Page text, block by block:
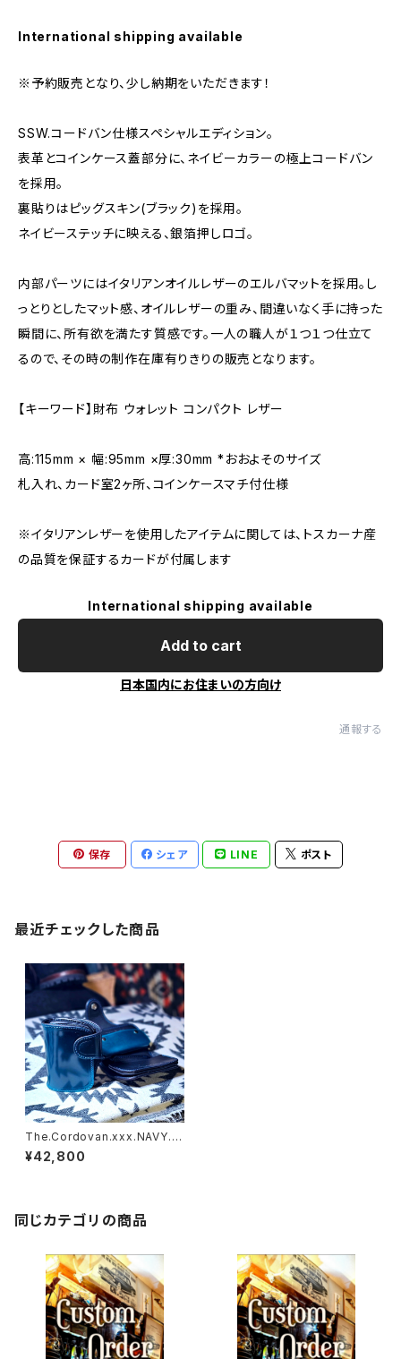
International shipping available
※予約販売となり、少し納期をいただきます！
SSW.コードバン仕様スペシャルエディション。
表革とコインケース蓋部分に、ネイビーカラーの極上コードバン
を採用。
裏貼りはピッグスキン(ブラック)を採用。
ネイビーステッチに映える、銀箔押しロゴ。
内部パーツにはイタリアンオイルレザーのエルバマットを採用。し
っとりとしたマット感、オイルレザーの重み、間違いなく手に持った
瞬間に、所有欲を満たす質感です。一人の職人が１つ１つ仕立て
るので、その時の制作在庫有りきりの販売となります。
【キーワード】財布 ウォレット コンパクト レザー
高:115mm × 幅:95mm ×厚:30mm *おおよそのサイズ
札入れ、カード室2ヶ所、コインケースマチ付仕様
※イタリアンレザーを使用したアイテムに関しては、トスカーナ産
の品質を保証するカードが付属します
International shipping available
Add to cart
日本国内にお住まいの方向け
通報する
保存 シェア LINE ポスト
最近チェックした商品
The.Cordovan.xxx.NAVY.B
LUE.Edition// JACK.RIDE.S
SW
¥42,800
同じカテゴリの商品